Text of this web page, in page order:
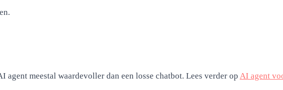
meestal waardevoller dan een losse chatbot. Lees verder op AI agent